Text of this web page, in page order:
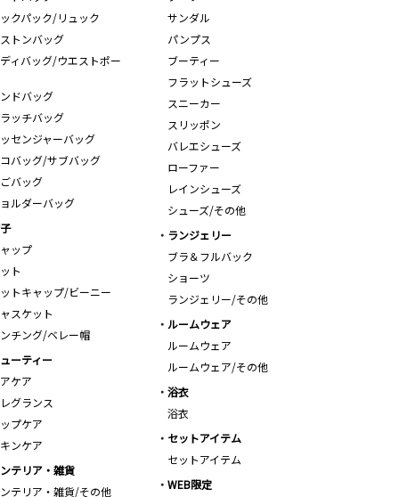
クパック/リュック
トンバッグ
ィバッグ/ウエストポー
ドバッグ
ッチバッグ
センジャーバッグ
バッグ/サブバッグ
バッグ
ルダーバッグ
サンダル
パンプス
ブーティー
フラットシューズ
スニーカー
スリッポン
バレエシューズ
ローファー
レインシューズ
シューズ/その他
ップ
ト
トキャップ/ビーニー
スケット
チング/ベレー帽
ランジェリー
ブラ＆フルバック
ショーツ
ランジェリー/その他
ルームウェア
ルームウェア
ルームウェア/その他
ーティー
ケア
グランス
プケア
ンケア
浴衣
浴衣
セットアイテム
セットアイテム
テリア・雑貨
テリア・雑貨/その他
WEB限定